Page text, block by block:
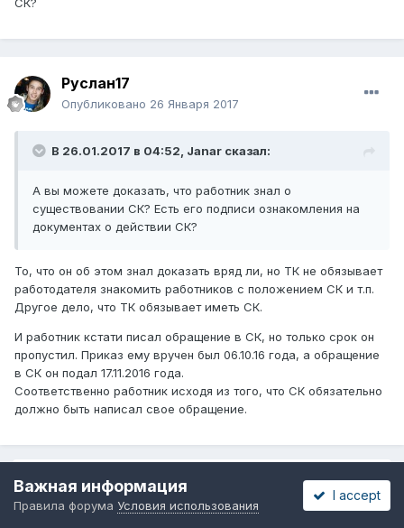
СК?
Руслан17
Опубликовано 26 Января 2017
В 26.01.2017 в 04:52, Janar сказал:
А вы можете доказать, что работник знал о
существовании СК? Есть его подписи ознакомления на
документах о действии СК?
То, что он об этом знал доказать вряд ли, но ТК не обязывает
работодателя знакомить работников с положением СК и т.п.
Другое дело, что ТК обязывает иметь СК.
И работник кстати писал обращение в СК, но только срок он
пропустил. Приказ ему вручен был 06.10.16 года, а обращение
в СК он подал 17.11.2016 года.
Соответственно работник исходя из того, что СК обязательно
должно быть написал свое обращение.
Важная информация
Правила форума Условия использования
I accept